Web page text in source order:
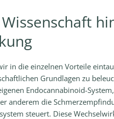
in die einzelnen Vorteile
Grundlagen zu
Endocannabinoid-
anderem die
steuert. Diese